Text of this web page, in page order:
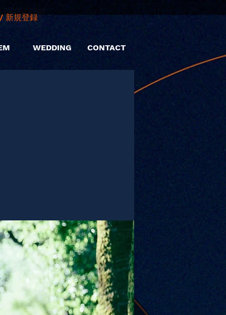
新規登録
WEDDING CONTACT